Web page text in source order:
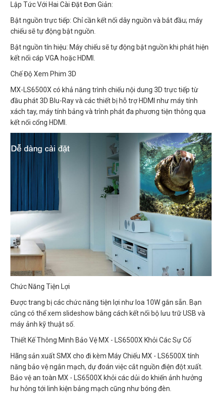
Lập Tức Với Hai Cài Đặt Đơn Giản:
Bật nguồn trực tiếp: Chỉ cần kết nối dây nguồn và bắt đầu; máy
chiếu sẽ tự động bật nguồn.
Bật nguồn tín hiệu: Máy chiếu sẽ tự động bật nguồn khi phát hiện
kết nối cáp VGA hoặc HDMI.
Chế Độ Xem Phim 3D
MX-LS6500X có khả năng trình chiếu nội dung 3D trực tiếp từ
đầu phát 3D Blu-Ray và các thiết bị hỗ trợ HDMI như máy tính
xách tay, máy tính bảng và trình phát đa phương tiện thông qua
kết nối cổng HDMI.
Chức Năng Tiện Lợi
Được trang bị các chức năng tiện lợi như loa 10W gắn sẵn. Bạn
cũng có thể xem slideshow bằng cách kết nối bộ lưu trữ USB và
máy ảnh kỹ thuật số.
Thiết Kế Thông Minh Bảo Vệ MX - LS6500X Khỏi Các Sự Cố
Hãng sản xuất SMX cho đi kèm Máy Chiếu MX - LS6500X tính
năng bảo vệ ngắn mạch, dự đoán việc cắt nguồn điện đột xuất.
Bảo vệ an toàn MX - LS6500X khỏi các dủi do khiến ảnh hưởng
hư hỏng tới linh kiện bảng mạch cũng như bóng đèn.